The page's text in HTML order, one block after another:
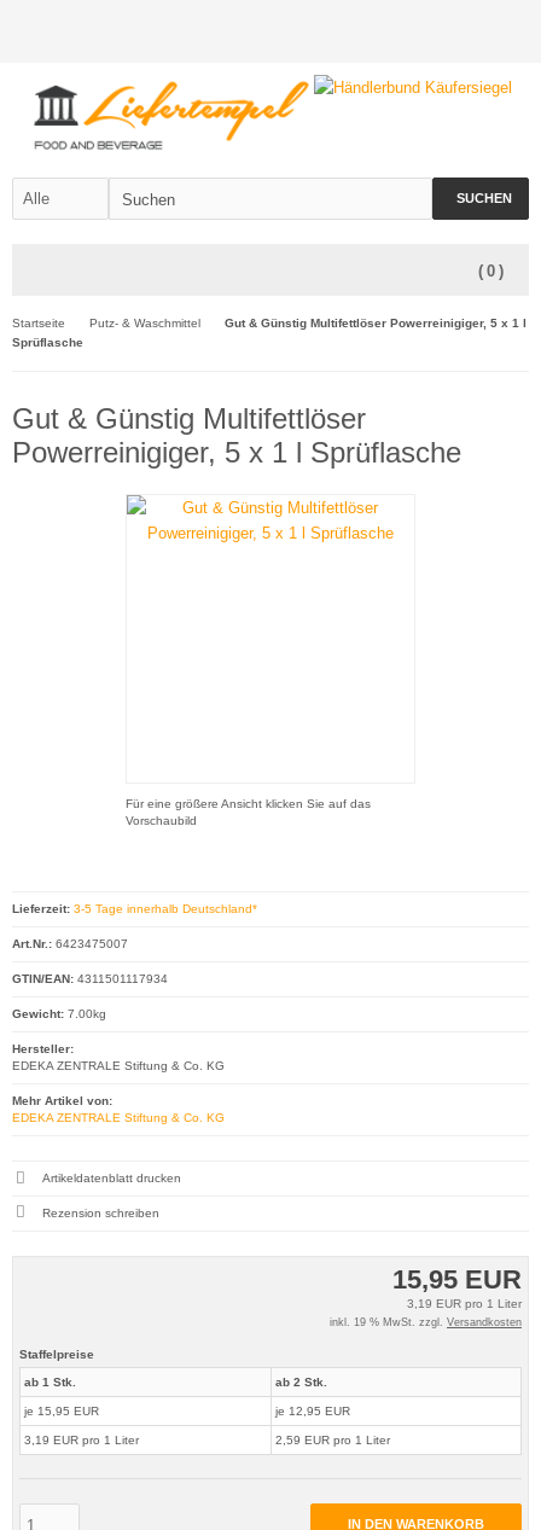
SUCHEN
( 0 )
Startseite Putz- & Waschmittel
Gut & Günstig Multifettlöser Powerreinigiger, 5 x 1 l
Sprüflasche
Gut & Günstig Multifettlöser
Powerreinigiger, 5 x 1 l Sprüflasche
Für eine größere Ansicht klicken Sie auf das
Vorschaubild
15,95 EUR
3,19 EUR pro 1 Liter
inkl. 19 % MwSt. zzgl. Versandkosten
Staffelpreise
ab 1 Stk.
je 15,95 EUR
3,19 EUR pro 1 Liter
ab 2 Stk.
je 12,95 EUR
2,59 EUR pro 1 Liter
IN DEN WARENKORB
Lieferzeit: 3-5 Tage innerhalb Deutschland*
Art.Nr.: 6423475007
GTIN/EAN: 4311501117934
Gewicht: 7.00kg
Hersteller:
EDEKA ZENTRALE Stiftung & Co. KG
Mehr Artikel von:
EDEKA ZENTRALE Stiftung & Co. KG
Artikeldatenblatt drucken
Rezension schreiben